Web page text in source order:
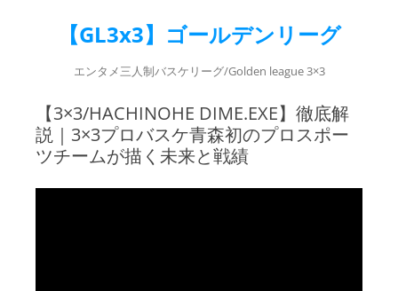
【GL3x3】ゴールデンリーグ
エンタメ三人制バスケリーグ/Golden league 3×3
【3×3/HACHINOHE DIME.EXE】徹底解
説｜3×3プロバスケ青森初のプロスポー
ツチームが描く未来と戦績